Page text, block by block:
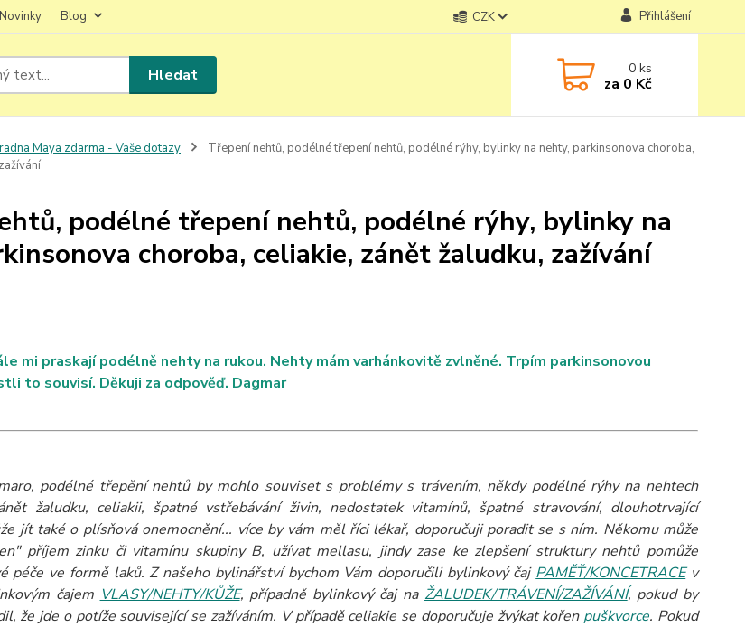
Novinky Blog CZK Přihlášení
Hledat 0ks
za 0 Kč
Maya zdarma - Vaše dotazy
Třepení nehtů, podélné třepení nehtů, podélné rýhy, bylinky na nehty, parkinsonova choroba,
podélné třepení nehtů, podélné rýhy, bylinky na
choroba, celiakie, zánět žaludku, zažívání
mi praskají podélně nehty na rukou. Nehty mám varhánkovitě zvlněné. Trpím parkinsonovou
to souvisí. Děkuji za odpověď. Dagmar
podélné třepění nehtů by mohlo souviset s problémy s trávením, někdy podélné rýhy na nehtech
žaludku, celiakii, špatné vstřebávání živin, nedostatek vitamínů, špatné stravování, dlouhotrvající
jít také o plísňová onemocnění... více by vám měl říci lékař, doporučuji poradit se s ním. Někomu může
příjem zinku či vitamínu skupiny B, užívat mellasu, jindy zase ke zlepšení struktury nehtů pomůže
péče ve formě laků. Z našeho bylinářství bychom Vám doporučili bylinkový čaj PAMĚŤ/KONCETRACEv
čajem VLASY/NEHTY/KŮŽE, případně bylinkový čaj na ŽALUDEK/TRÁVENÍ/ZAŽÍVÁNÍ, pokud by
že jde o potíže související se zažíváním. V případě celiakie se doporučuje žvýkat kořen puškvorce. Pokud